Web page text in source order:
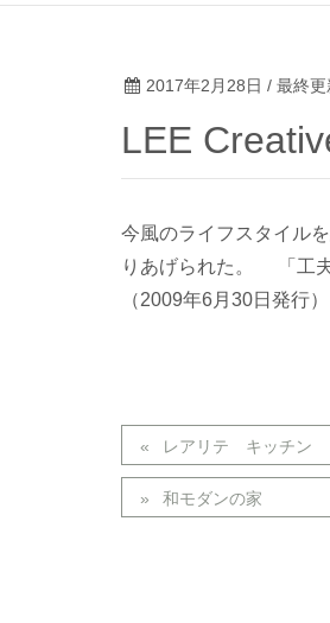
2017年2月28日 / 最終更
LEE
今風のライフスタイル
りあげられた。 「工夫
（2009年6月30日発行）
レアリテ キッチン
和モダンの家